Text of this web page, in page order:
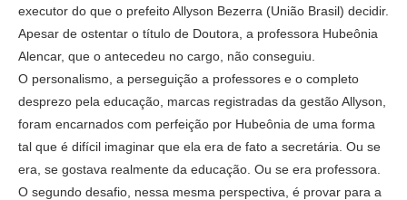
executor do que o prefeito Allyson Bezerra (União Brasil) decidir.
Apesar de ostentar o título de Doutora, a professora Hubeônia
Alencar, que o antecedeu no cargo, não conseguiu.
O personalismo, a perseguição a professores e o completo
desprezo pela educação, marcas registradas da gestão Allyson,
foram encarnados com perfeição por Hubeônia de uma forma
tal que é difícil imaginar que ela era de fato a secretária. Ou se
era, se gostava realmente da educação. Ou se era professora.
O segundo desafio, nessa mesma perspectiva, é provar para a